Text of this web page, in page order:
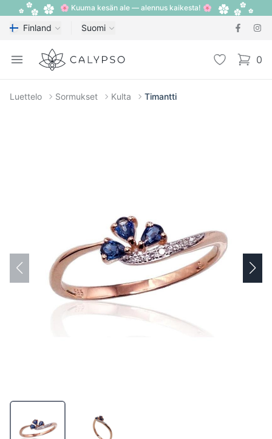
🌸 Kuuma kesän ale — alennus kaikesta! 🌸
Finland Suomi
Open menu
Calypso Toivelista 0
items
Luettelo Sormukset Kulta Timantti